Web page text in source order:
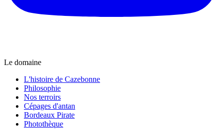
Le domaine
L'histoire de Cazebonne
Philosophie
Nos terroirs
Cépages d'antan
Bordeaux Pirate
Photothèque